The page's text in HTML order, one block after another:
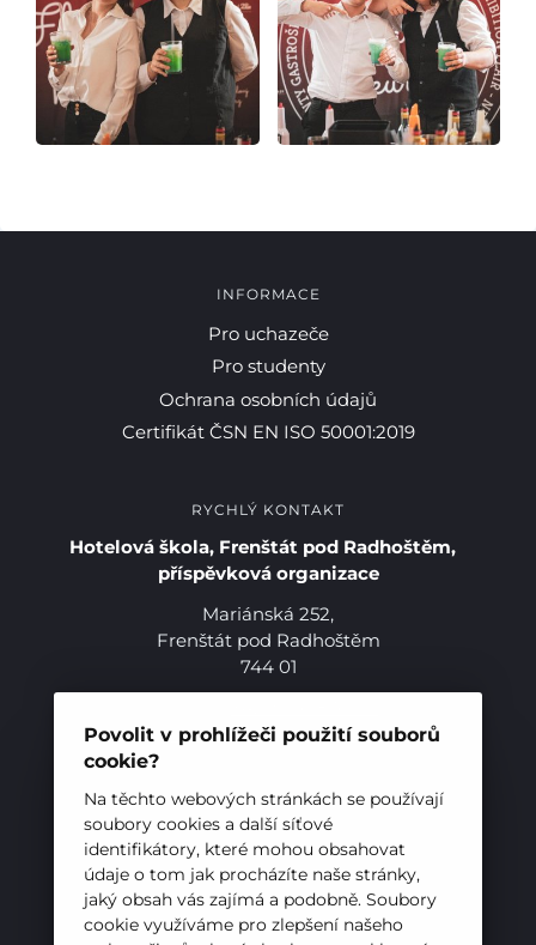
Povolit v prohlížeči použití souborů
cookie?
Na těchto webových stránkách se používají
soubory cookies a další síťové
identifikátory, které mohou obsahovat
údaje o tom jak procházíte naše stránky,
jaký obsah vás zajímá a podobně. Soubory
cookie využíváme pro zlepšení našeho
Pro studenty
Pro uchazeče
INFORMACE
Pro uchazeče
Pro studenty
Ochrana osobních údajů
Certifikát ČSN EN ISO 50001:2019
RYCHLÝ KONTAKT
Hotelová škola, Frenštát pod Radhoštěm,
příspěvková organizace
Mariánská 252,
Frenštát pod Radhoštěm
744 01
E-mail:sekretariat@hotelovkafren.cz
Datová schránka: bc5jrez
IČ: 00576441
ZŘIZOVATEL
Hotelová škola, Frenštát pod Radhoštěm je
příspěvkovou organizací zřizovanou